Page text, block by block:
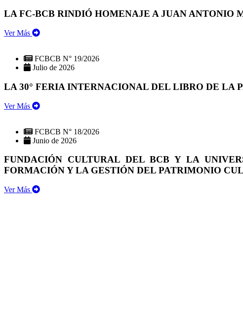
LA FC-BCB RINDIÓ HOMENAJE A JUAN ANTONIO
Ver Más
FCBCB N° 19/2026
Julio de 2026
LA 30° FERIA INTERNACIONAL DEL LIBRO DE LA
Ver Más
FCBCB N° 18/2026
Junio de 2026
FUNDACIÓN CULTURAL DEL BCB Y LA
FORMACIÓN Y LA GESTIÓN DEL PATRIMONIO
Ver Más